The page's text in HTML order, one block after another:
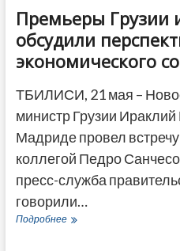
Премьеры Грузии
обсудили
экономического
ТБИЛИСИ, 21 мая –
министр Грузии
Мадриде провел
коллегой Педро
пресс-служба
говорили…
ПодробнееПремьеры